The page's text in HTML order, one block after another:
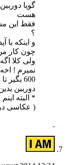
گویا
هست
فقط این
؟
و اینکه
چون کار
ولی کلا
نمیرم !
دوربین
( عکاسی